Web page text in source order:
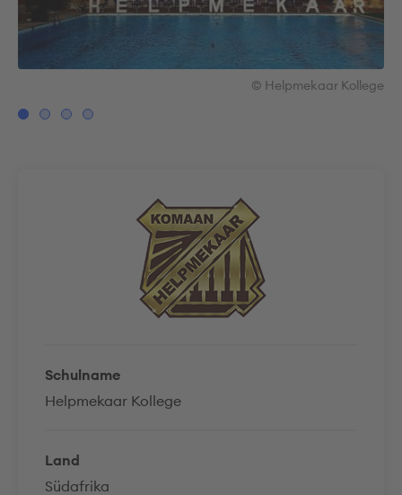
Schulname
Helpmekaar Kollege
Land
Südafrika
© Helpmekaar Kollege